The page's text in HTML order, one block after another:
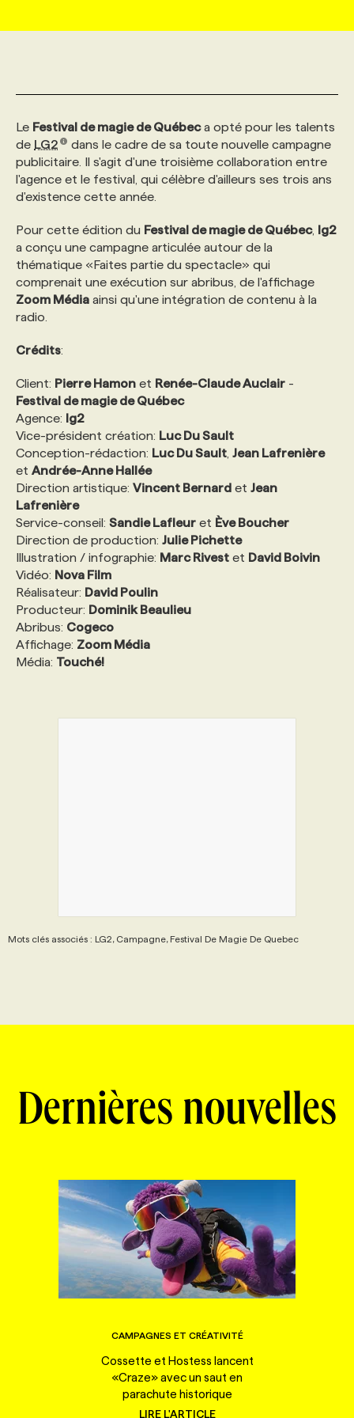
AFFAIRES DE L'INDUSTRIE
INITIATIVES NUMÉRIQUES
PRIX ET DISTINCTIONS
WEB & MÉDIAS SOCIAUX
MARKETING DURABLE
GEO/SEO
NOS AUTEUR‧RICES
INFOLETTRE PUBLICITÉ
ANNONCEZ AVEC NOUS
CONSULTER LA CVTHÈQUE
PROFIL ENTREPRISE
FAQ
ANNONCEZ AVEC NOUS
VOIR LES OFFRES
PROFIL CANDIDAT
FAQ
ANNONCEZ AVEC NOUS
NOS FORMATIONS EN LIGNE
NOS PARCOURS DE FORMATIONS
FORMATIONS PERSONNALISÉES
NOS FORMATEUR‧RICES
POURQUOI CHOISIR NOS FORMATIONS
PROGRAMMES DE SUBVENTIONS
FAQ
ANNONCEZ AVEC NOUS
CHASSE DE TÊTE
SERVICE DE CHASSE DE TÊTE
NOS TARIFS
NOS EXPERTISES
FAQ
Le Festival de magie de Québeca opté pour les talents
de LG2
dans le cadre de sa toute nouvelle campagne
publicitaire. Il s'agit d'une troisième collaboration entre
l'agence et le festival, qui célèbre d'ailleurs ses trois ans
d'existence cette année.
Pour cette édition du Festival de magie de Québec, lg2
a conçu une campagne articulée autour de la
thématique «Faites partie du spectacle» qui
comprenait une exécution sur abribus, de l'affichage
Zoom Média ainsi qu'une intégration de contenu à la
radio.
Crédits:
Client: Pierre Hamon et Renée-Claude Auclair -
Festival de magie de Québec
Agence: lg2
Vice-président création: Luc Du Sault
Conception-rédaction: Luc Du Sault Jean Lafrenière
et Andrée-Anne Hallée
Direction artistique: Vincent Bernard et Jean
Lafrenière
Service-conseil: Sandie Lafleur et Ève Boucher
Direction de production: Julie Pichette
Illustration / infographie: Marc Rivest et David Boivin
Vidéo: Nova Film
Réalisateur: David Poulin
Producteur: Dominik Beaulieu
Abribus: Cogeco
Affichage: Zoom Média
Média: Touché!
Mots clés associés : LG2, Campagne, Festival De Magie De Quebec
Dernières nouvelles
CAMPAGNES ET CRÉATIVITÉ
Cossette et Hostess lancent
«Craze» avec un saut en
parachute historique
LIRE L'ARTICLE